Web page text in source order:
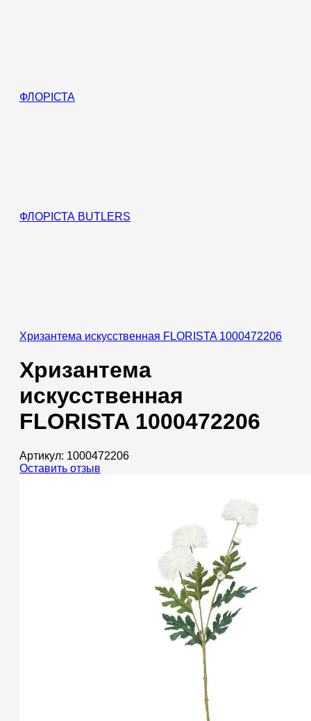
ФЛОРІСТА
ФЛОРІСТА BUTLERS
Хризантема искусственная FLORISTA 1000472206
Хризантема
искусственная
FLORISTA 1000472206
Артикул: 1000472206
Оставить отзыв